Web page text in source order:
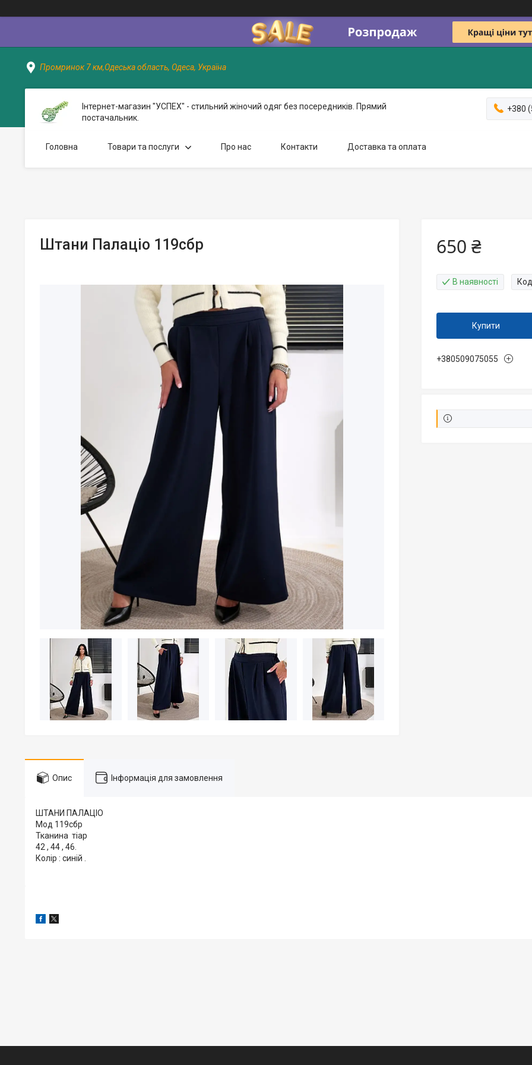
Промринок 7 км,Одеська область, Одеса, Україна
Інтернет-магазин "УСПЕХ" - стильний жіночий одяг без посередників. Прямий
постачальник.
+380
Головна Товари та послуги Про нас Контакти Доставка та оплата
Штани Палаціо 119сбр 650 ₴
В наявності
Купити
+380509075055
Опис Інформація для замовлення
ШТАНИ ПАЛАЦІО
Мод 119сбр
Тканина тіар
42 , 44 , 46.
Колір : синій .